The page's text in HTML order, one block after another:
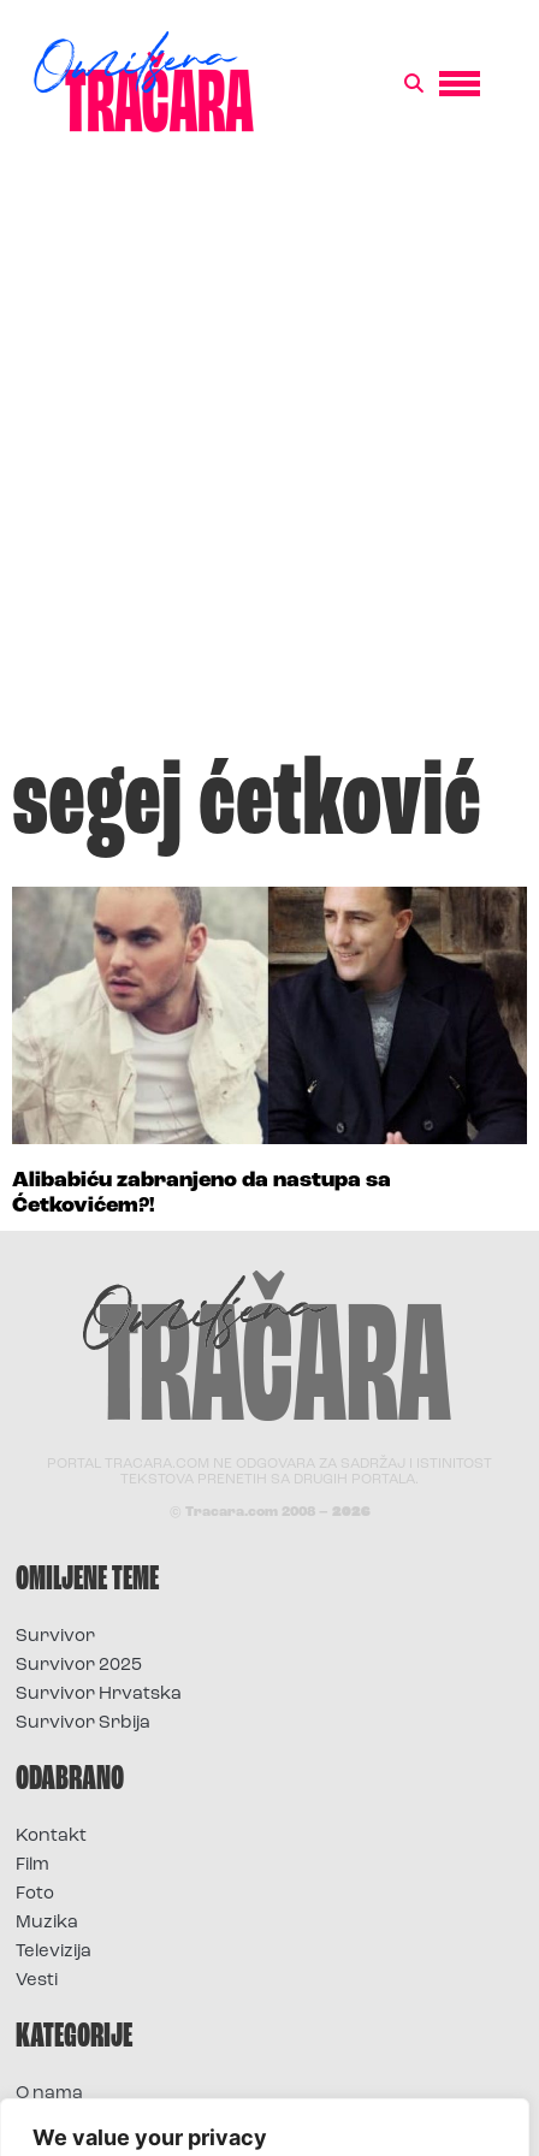
We value your privacy
segej ćetković
Alibabiću zabranjeno da nastupa sa
Ćetkovićem?!
PORTAL TRACARA.COM NE ODGOVARA ZA SADRŽAJ I ISTINITOST
TEKSTOVA PRENETIH SA DRUGIH PORTALA.
© Tracara.com 2008 – 2026
OMILJENE TEME
Survivor
Survivor 2025
Survivor Hrvatska
Survivor Srbija
ODABRANO
Kontakt
Film
Foto
Muzika
Televizija
Vesti
KATEGORIJE
O nama
Extra